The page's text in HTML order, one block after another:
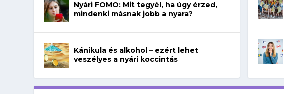
Nyári FOMO: Mit tegyél, ha úgy érzed,
mindenki másnak jobb a nyara?
Kánikula és alkohol – ezért lehet
veszélyes a nyári koccintás